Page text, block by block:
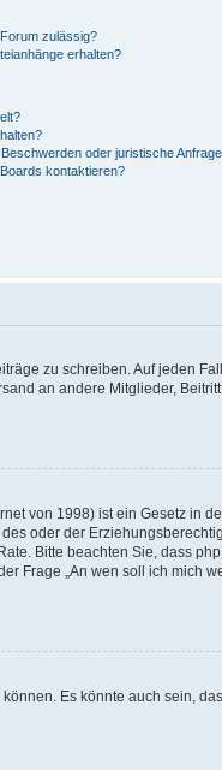
zulässig?
erhalten?
oder juristische
kontaktieren?
zu schreiben. Auf jeden
an andere Mitglieder,
von 1998) ist ein Gesetz in
oder der
Bitte beachten Sie, dass
Frage „An wen soll ich mich
Es könnte auch sein,